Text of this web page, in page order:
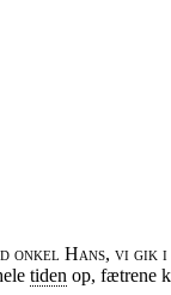
onkel Hans, vi
tiden op, fætrene